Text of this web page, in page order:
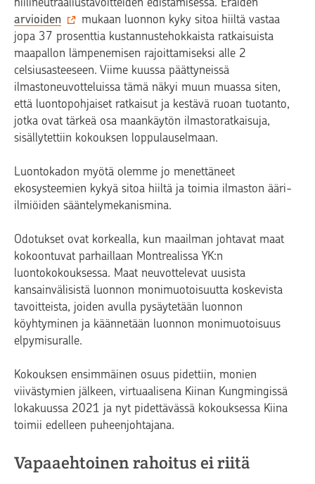
arvioiden
mukaan luonnon kyky sitoa hiiltä vastaa
jopa 37 prosenttia kustannustehokkaista ratkaisuista
maapallon lämpenemisen rajoittamiseksi alle 2
celsiusasteeseen. Viime kuussa päättyneissä
ilmastoneuvotteluissa tämä näkyi muun muassa siten,
että luontopohjaiset ratkaisut ja kestävä ruoan tuotanto,
jotka ovat tärkeä osa maankäytön ilmastoratkaisuja,
sisällytettiin kokouksen loppulauselmaan.
Luontokadon myötä olemme jo menettäneet
ekosysteemien kykyä sitoa hiiltä ja toimia ilmaston ääri-
ilmiöiden sääntelymekanismina.
Odotukset ovat korkealla, kun maailman johtavat maat
kokoontuvat parhaillaan Montrealissa YK:n
luontokokouksessa. Maat neuvottelevat uusista
kansainvälisistä luonnon monimuotoisuutta koskevista
tavoitteista, joiden avulla pysäytetään luonnon
köyhtyminen ja käännetään luonnon monimuotoisuus
elpymisuralle.
Kokouksen ensimmäinen osuus pidettiin, monien
viivästymien jälkeen, virtuaalisena Kiinan Kungmingissä
lokakuussa 2021 ja nyt pidettävässä kokouksessa Kiina
toimii edelleen puheenjohtajana.
Vapaaehtoinen rahoitus ei riitä